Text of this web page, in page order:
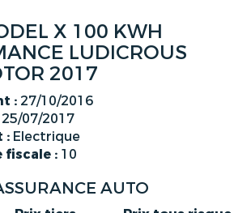
X 100 KWH
LUDICROUS
2017
: 27/10/2016
25/07/2017
: Electrique
fiscale : 10
AUTO